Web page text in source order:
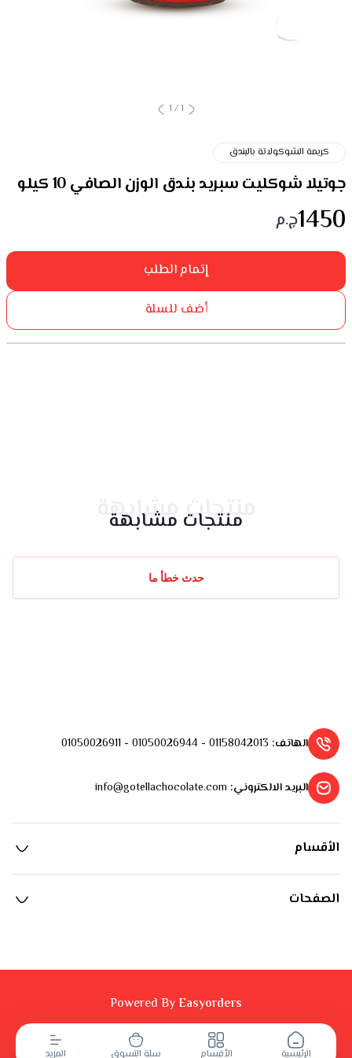
1
/
1
كريمة الشوكولاتة بالبندق
جوتيلا شوكليت سبريد بندق الوزن الصافي 10 كيلو
1450ج.م
إتمام الطلب
أضف للسلة
منتجات مشابهة
منتجات مشابهة
حدث خطأ ما
الرئيسية الأقسام سلة التسوق المزيد
الهاتف:
01158042013 - 01050026944 - 01050026911
البريد الالكتروني:
info@gotellachocolate.com
الأقسام
الصفحات
Powered ByEasyorders